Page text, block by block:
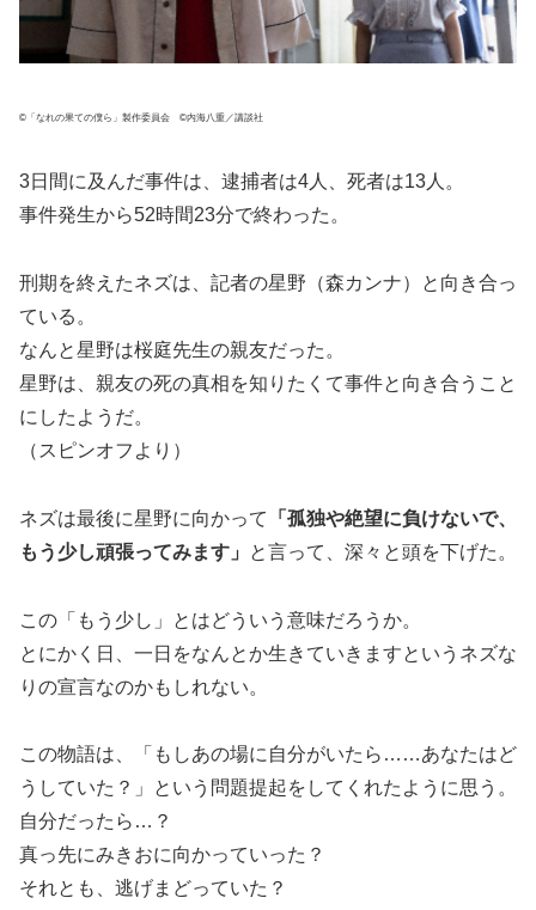
©「なれの果ての僕ら」製作委員会 ©内海八重／講談社
3日間に及んだ事件は、逮捕者は4人、死者は13人。
事件発生から52時間23分で終わった。
刑期を終えたネズは、記者の星野（森カンナ）と向き合っ
ている。
なんと星野は桜庭先生の親友だった。
星野は、親友の死の真相を知りたくて事件と向き合うこと
にしたようだ。
（スピンオフより）
ネズは最後に星野に向かって
「孤独や絶望に負けないで、
もう少し頑張ってみます」
と言って、深々と頭を下げた。
この「もう少し」とはどういう意味だろうか。
とにかく日、一日をなんとか生きていきますというネズな
りの宣言なのかもしれない。
この物語は、「もしあの場に自分がいたら……あなたはど
うしていた？」という問題提起をしてくれたように思う。
自分だったら…？
真っ先にみきおに向かっていった？
それとも、逃げまどっていた？